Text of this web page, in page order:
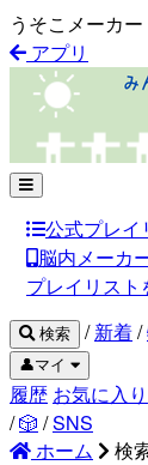
うそこメーカー
アプリ
公式プレイ
脳内メーカ
プレイリスト
検索 / 新着/
👤マイ
履歴 お気に入り
/🎲 /SNS
ホーム
検